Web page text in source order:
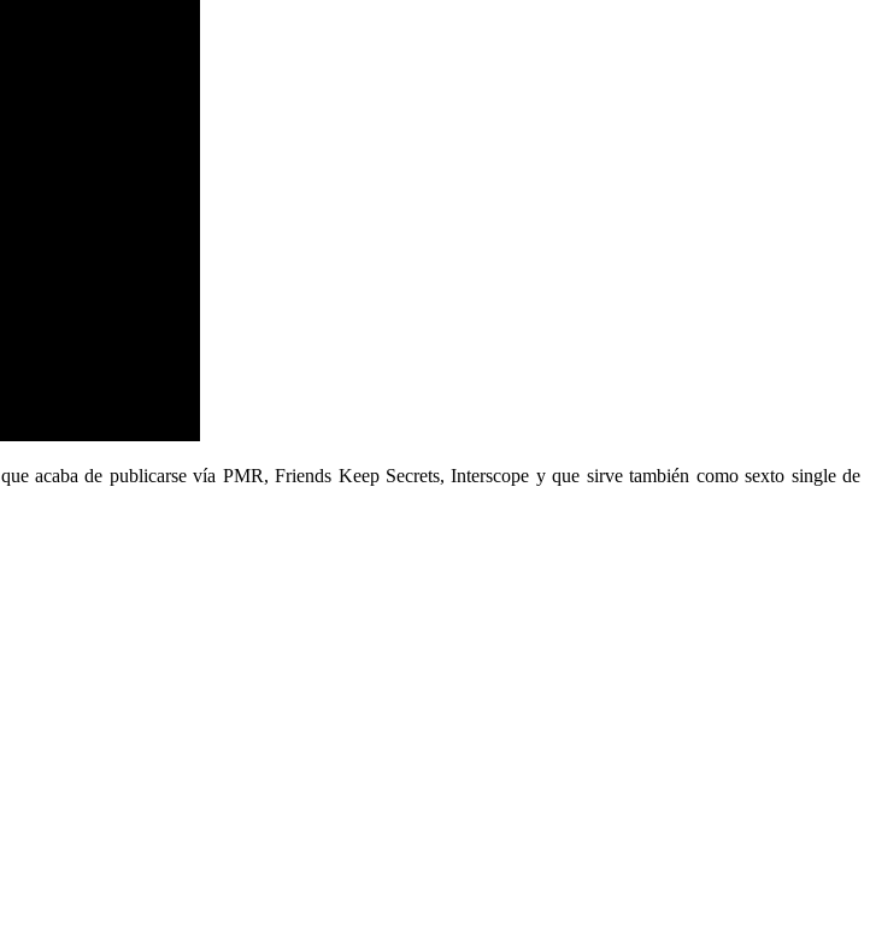
que acaba de publicarse vía PMR, Friends Keep Secrets, Interscope y que sirve también como sexto single de